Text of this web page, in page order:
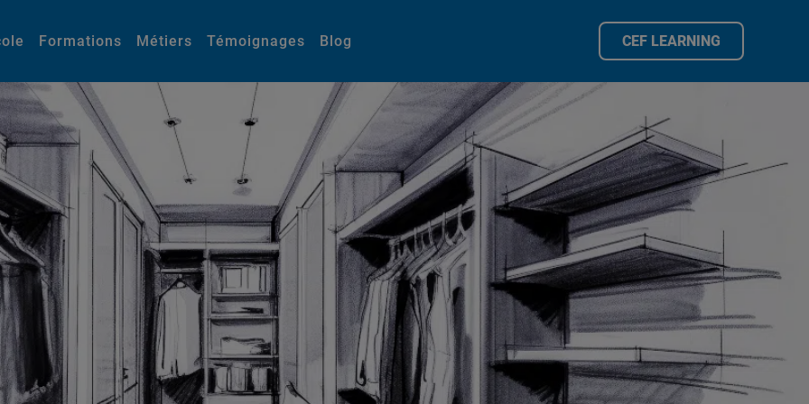
Formations Métiers Témoignages Blog CEF LEARNING